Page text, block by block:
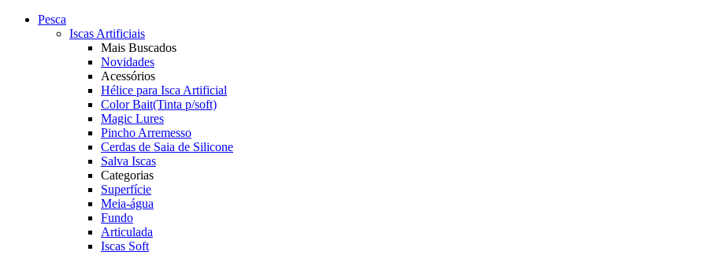
Pesca
Iscas Artificiais
Mais Buscados
Novidades
Acessórios
Hélice para Isca Artificial
Color Bait(Tinta p/soft)
Magic Lures
Pincho Arremesso
Cerdas de Saia de Silicone
Salva Iscas
Categorias
Superfície
Meia-água
Fundo
Articulada
Iscas Soft